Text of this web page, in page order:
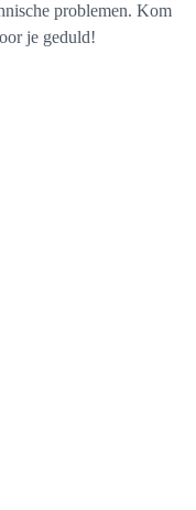
problemen. Kom
je geduld!